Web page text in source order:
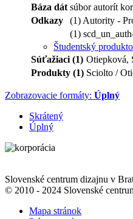
Báza dát súbor autorít
Odkazy
(1) Autority -
(1)
Študentský
Súťažiaci (1) Otiepková,
Produkty (1) Sciolto /
Zobrazovacie formáty: Úplný
Skrátený
Úplný
Slovenské centrum dizajnu v
© 2010 - 2024 Slovenské
Mapa stránok